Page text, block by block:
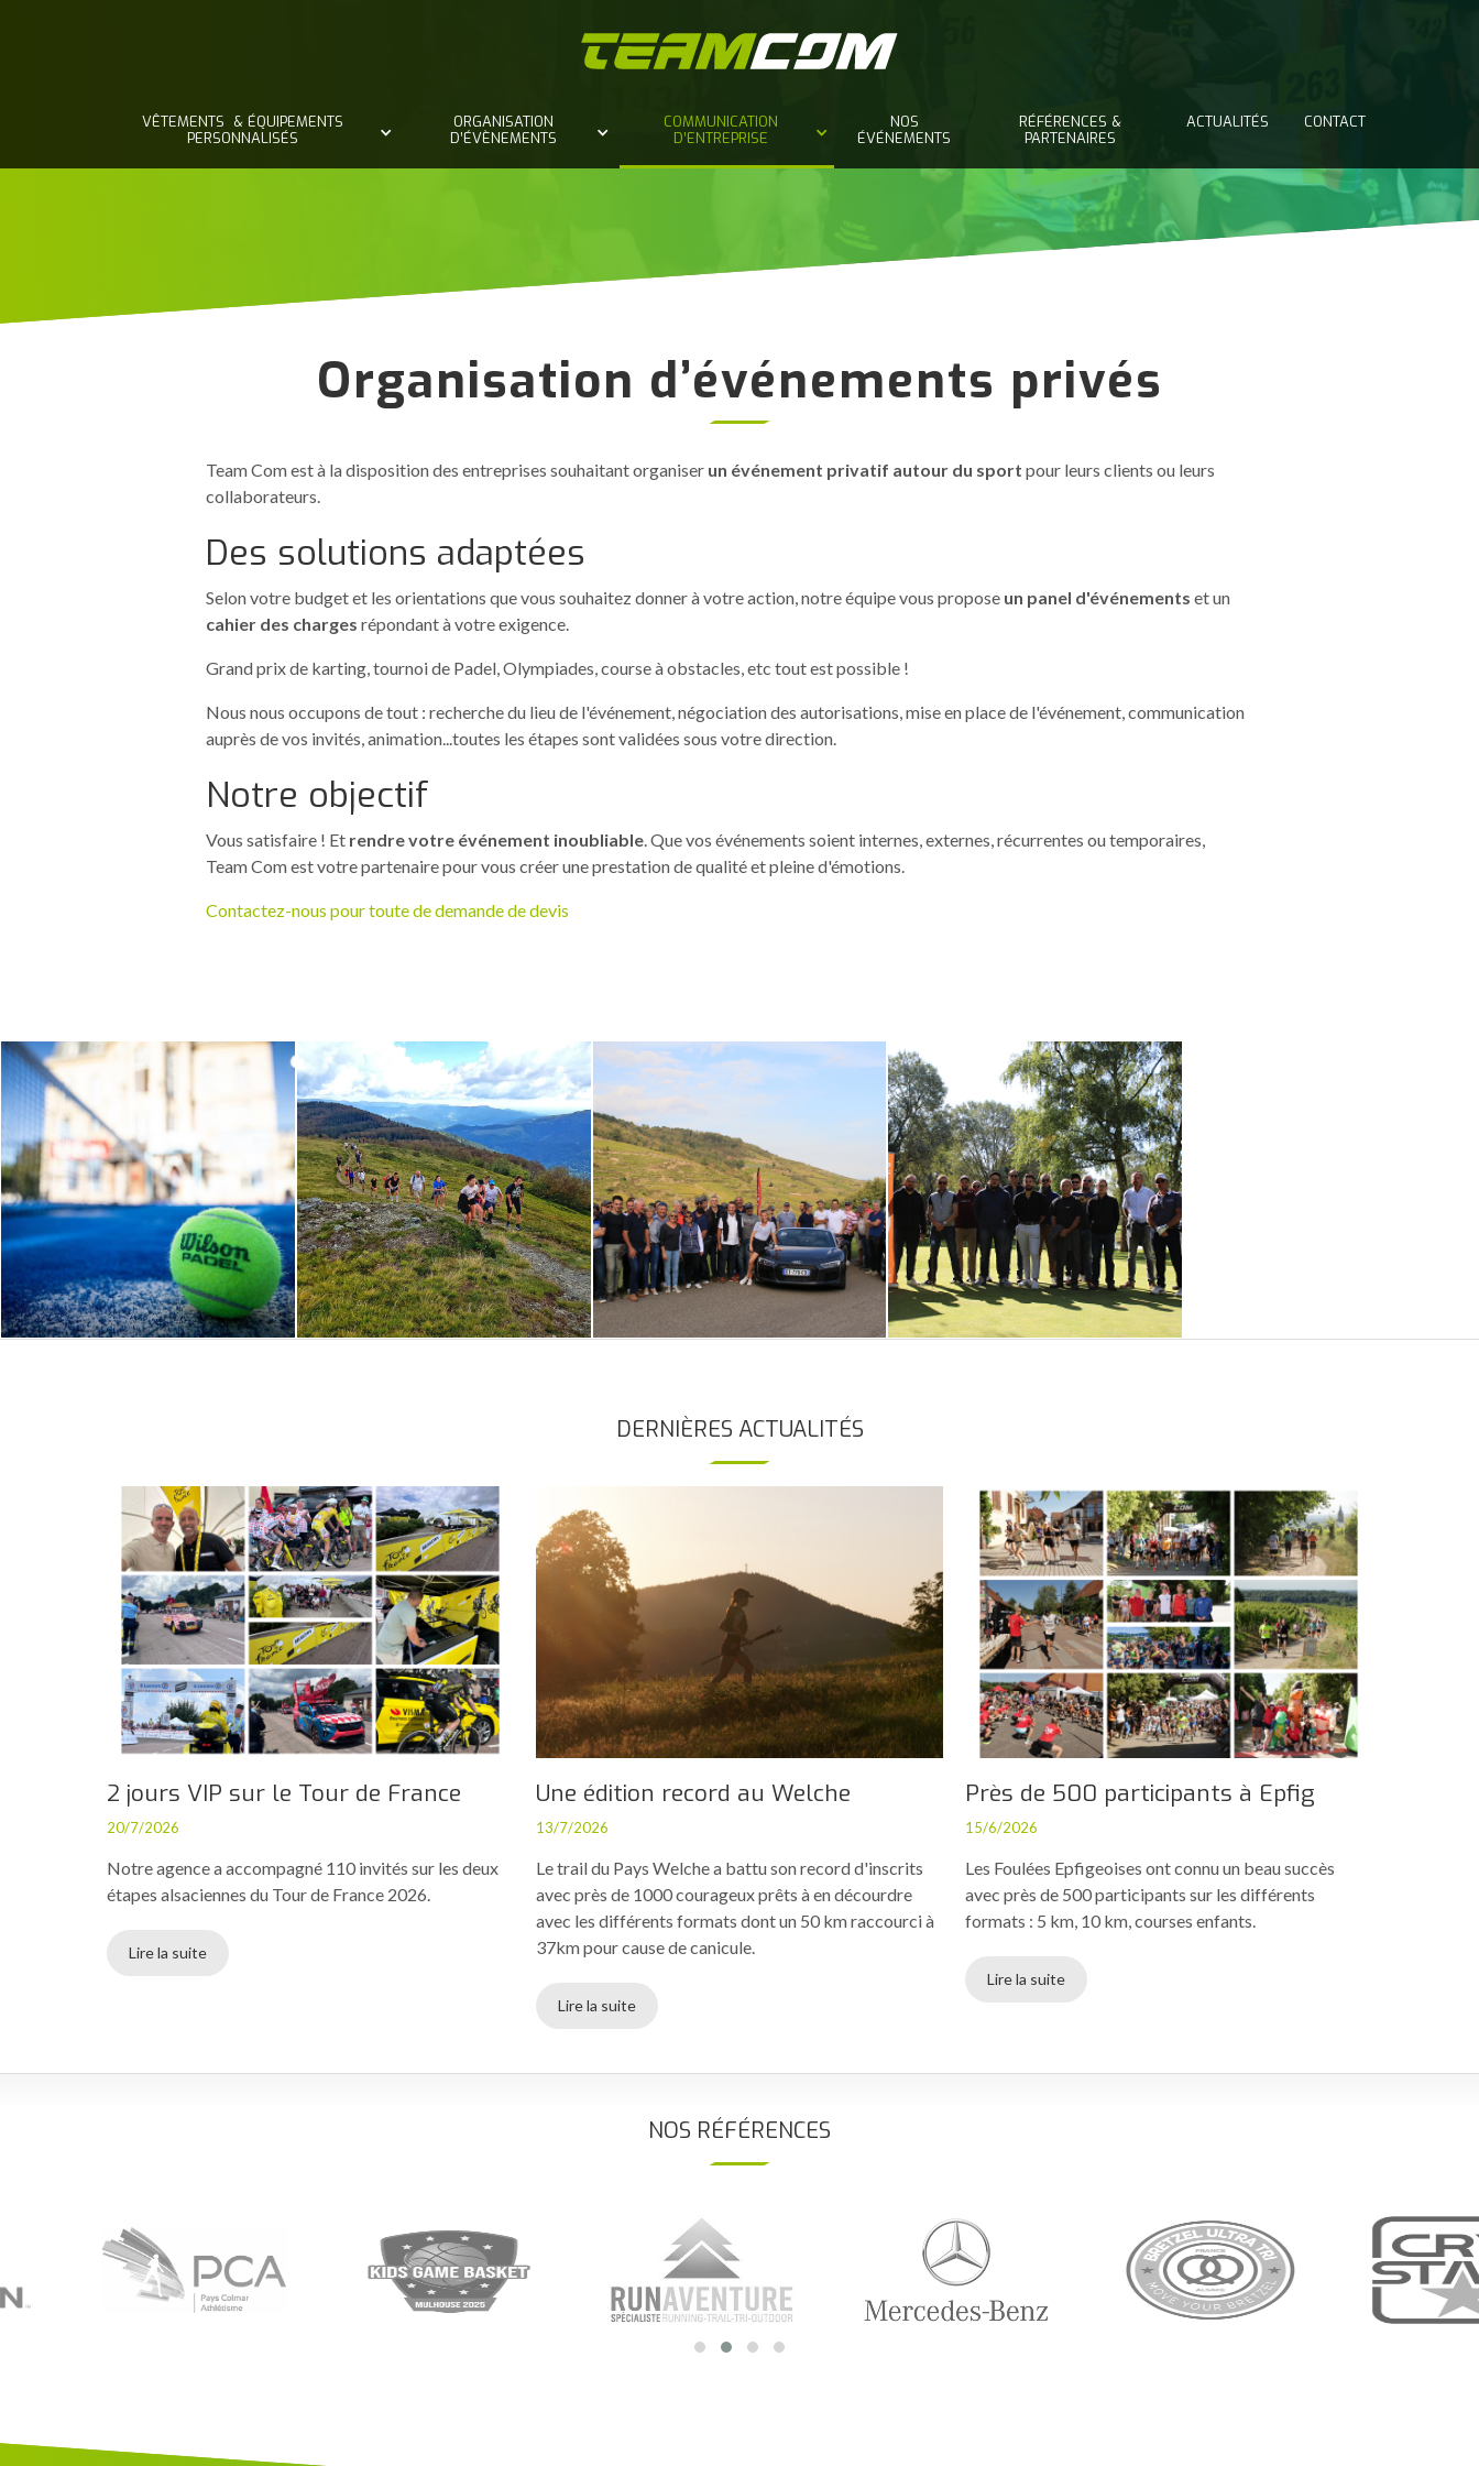
VÊTEMENTS & ÉQUIPEMENTS
PERSONNALISÉS
ORGANISATION
D’ÉVÈNEMENTS
COMMUNICATION
D’ENTREPRISE
NOS
ÉVÉNEMENTS
RÉFÉRENCES &
PARTENAIRES
ACTUALITÉS CONTACT
Organisation d’événements privés
Team Com est à la disposition des entreprises souhaitant organiser un événement privatif autour du sport pour leurs clients ou leurs
collaborateurs.
Des solutions adaptées
Selon votre budget et les orientations que vous souhaitez donner à votre action, notre équipe vous propose un panel d'événements et un
cahier des charges répondant à votre exigence.
Grand prix de karting, tournoi de Padel, Olympiades, course à obstacles, etc tout est possible !
Nous nous occupons de tout : recherche du lieu de l'événement, négociation des autorisations, mise en place de l'événement, communication
auprès de vos invités, animation...toutes les étapes sont validées sous votre direction.
Notre objectif
Vous satisfaire ! Et rendre votre événement inoubliable. Que vos événements soient internes, externes, récurrentes ou temporaires,
Team Com est votre partenaire pour vous créer une prestation de qualité et pleine d'émotions.
Contactez-nous pour toute de demande de devis
DERNIÈRES ACTUALITÉS
2 jours VIP sur le Tour de France
20/7/2026
Notre agence a accompagné 110 invités sur les deux
étapes alsaciennes du Tour de France 2026.
Lire la suite
Une édition record au Welche
13/7/2026
Le trail du Pays Welche a battu son record d'inscrits
avec près de 1000 courageux prêts à en décourdre
avec les différents formats dont un 50 km raccourci à
37km pour cause de canicule.
Lire la suite
Près de 500 participants à Epfig
15/6/2026
Les Foulées Epfigeoises ont connu un beau succès
avec près de 500 participants sur les différents
formats : 5 km, 10 km, courses enfants.
Lire la suite
NOS RÉFÉRENCES